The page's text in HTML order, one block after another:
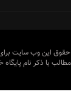
حقوق این وب سایت
با ذکر نام پایگاه